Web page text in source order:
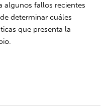
algunos fallos recientes
determinar cuáles
que presenta la